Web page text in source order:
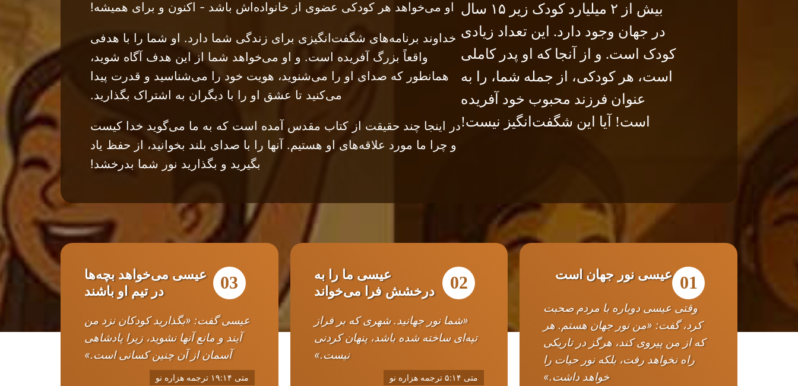
بیش از ۲ میلیارد کودک زیر ۱۵ سال
در جهان وجود دارد. این تعداد زیادی
کودک است. و از آنجا که او پدر کاملی
است، هر کودکی، از جمله شما، را به
عنوان فرزند محبوب خود آفریده
است! آیا این شگفت‌انگیز نیست!
او می‌خواهد هر کودکی عضوی از خانواده‌اش باشد - اکنون و برای همیشه!
خداوند برنامه‌های شگفت‌انگیزی برای زندگی شما دارد. او شما را با هدفی
واقعاً بزرگ آفریده است. و او می‌خواهد شما از این هدف آگاه شوید،
همانطور که صدای او را می‌شنوید، هویت خود را می‌شناسید و قدرت پیدا
می‌کنید تا عشق او را با دیگران به اشتراک بگذارید.
در اینجا چند حقیقت از کتاب مقدس آمده است که به ما می‌گوید خدا کیست
و چرا ما مورد علاقه‌های او هستیم. آنها را با صدای بلند بخوانید، از حفظ یاد
بگیرید و بگذارید نور شما بدرخشد!
01 عیسی نور جهان است
وقتی عیسی دوباره با مردم صحبت
کرد، گفت: «من نور جهان هستم. هر
که از من پیروی کند، هرگز در تاریکی
راه نخواهد رفت، بلکه نور حیات را
خواهد داشت.»
02
عیسی ما را به
درخشش فرا می‌خواند
«شما نور جهانید. شهری که بر فراز
تپه‌ای ساخته شده باشد، پنهان کردنی
نیست.»
متی ۵:۱۴ ترجمه هزاره نو
03
عیسی می‌خواهد بچه‌ها
در تیم او باشند
عیسی گفت: «بگذارید کودکان نزد من
آیند و مانع آنها نشوید، زیرا پادشاهی
آسمان از آن چنین کسانی است.»
متی ۱۹:۱۴ ترجمه هزاره نو